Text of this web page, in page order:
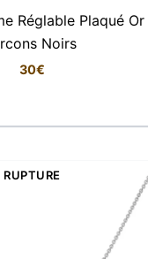
Réglable Plaqué Or
Noirs
30€
RUPTURE